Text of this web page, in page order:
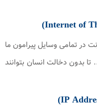
در تمامی وسایل پیرامون ما
بدون دخالت انسان بتوانند